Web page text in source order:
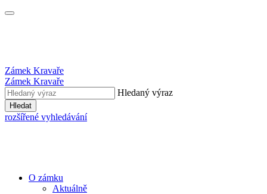
Zámek Kravaře
Zámek Kravaře
Hledaný výraz
Hledat
rozšířené vyhledávání
O zámku
Aktuálně